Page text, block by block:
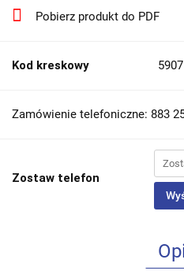
Pobierz produkt do PDF
Kod kreskowy
Zamówienie telefoniczne: 883
Zostaw telefon